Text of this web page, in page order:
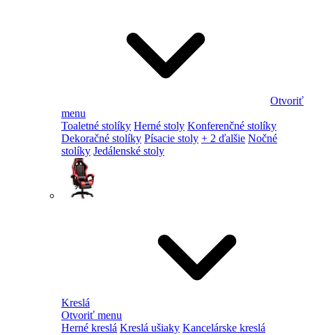
Otvoriť
menu
Toaletné stolíky Herné stoly Konferenčné stolíky
Dekoračné stolíky Písacie stoly + 2 ďalšie Nočné
stolíky Jedálenské stoly
Kreslá
Otvoriť menu
Herné kreslá Kreslá ušiaky Kancelárske kreslá